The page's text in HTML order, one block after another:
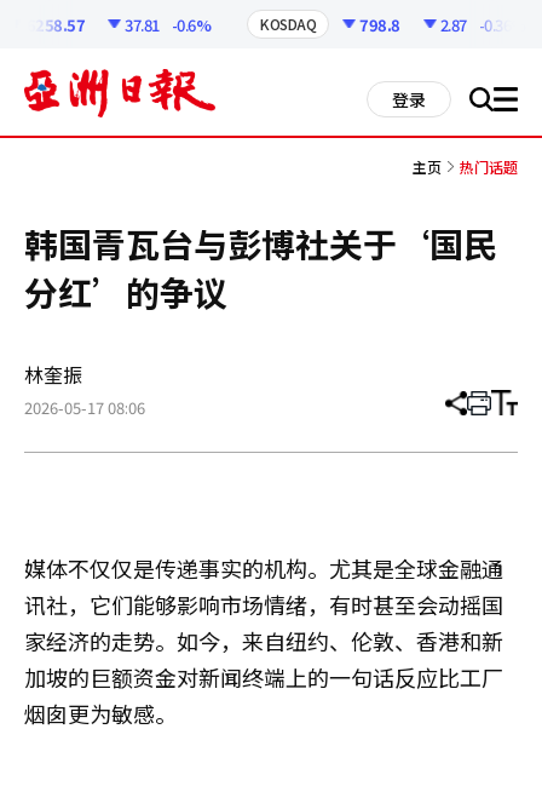
6258.57 37.81 -0.6% KOSDAQ 798.8 2.87 -0.36%
登录 搜 all
主页 热门话题
韩国青瓦台与彭博社关于‘国民
分红’的争议
林奎振
2026-05-17 08:06 分
章
打 调
小
媒体不仅仅是传递事实的机构。尤其是全球金融通
讯社，它们能够影响市场情绪，有时甚至会动摇国
家经济的走势。如今，来自纽约、伦敦、香港和新
加坡的巨额资金对新闻终端上的一句话反应比工厂
烟囱更为敏感。